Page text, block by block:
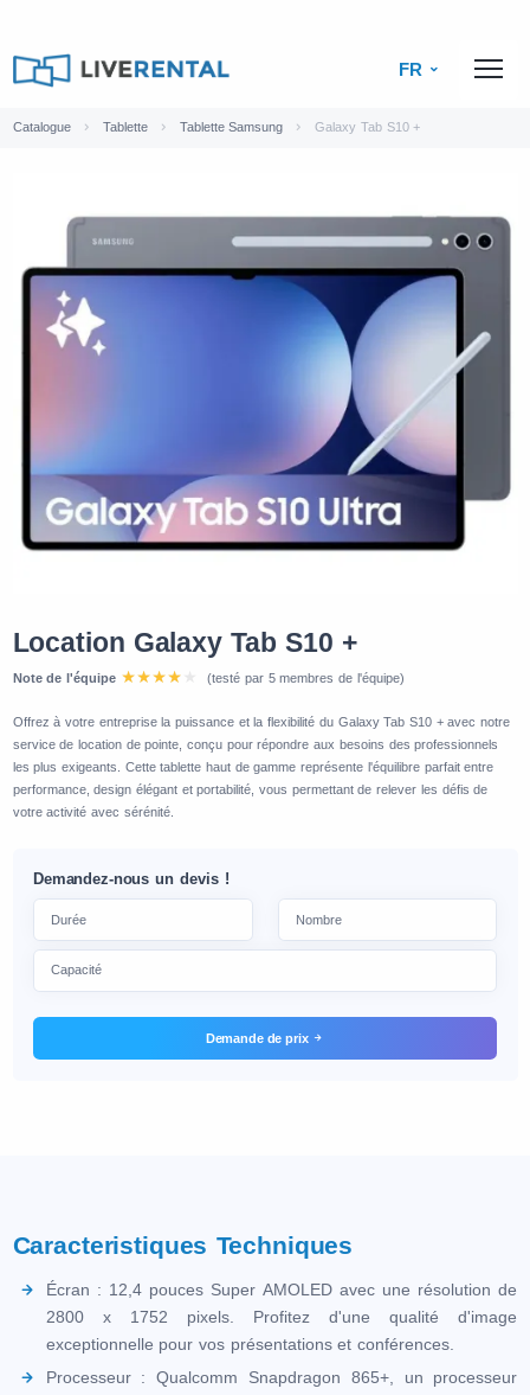
FR
Catalogue Tablette Tablette Samsung Galaxy Tab S10 +
Location Galaxy Tab S10 +
Note de l'équipe (testé par 5 membres de l'équipe)
Offrez à votre entreprise la puissance et la flexibilité du Galaxy Tab S10 + avec notre
service de location de pointe, conçu pour répondre aux besoins des professionnels
les plus exigeants. Cette tablette haut de gamme représente l'équilibre parfait entre
performance, design élégant et portabilité, vous permettant de relever les défis de
votre activité avec sérénité.
Demandez-nous un devis !
Demande de prix
Caracteristiques Techniques
Écran : 12,4 pouces Super AMOLED avec une résolution de
2800 x 1752 pixels. Profitez d'une qualité d'image
exceptionnelle pour vos présentations et conférences.
Processeur : Qualcomm Snapdragon 865+, un processeur